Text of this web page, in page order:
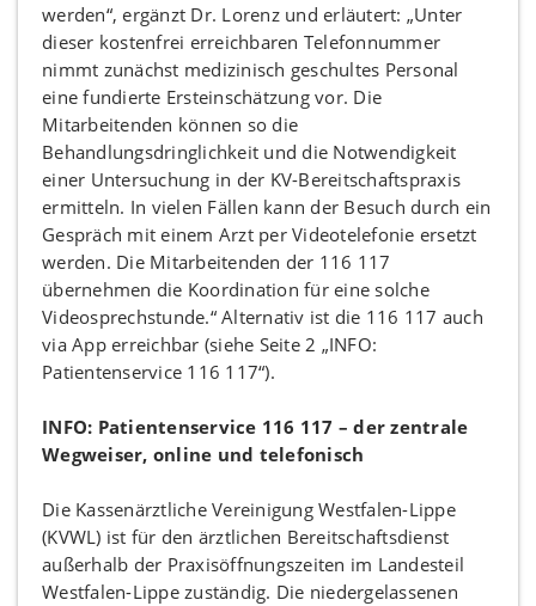
werden“, ergänzt Dr. Lorenz und erläutert: „Unter
dieser kostenfrei erreichbaren Telefonnummer
nimmt zunächst medizinisch geschultes Personal
eine fundierte Ersteinschätzung vor. Die
Mitarbeitenden können so die
Behandlungsdringlichkeit und die Notwendigkeit
einer Untersuchung in der KV-Bereitschaftspraxis
ermitteln. In vielen Fällen kann der Besuch durch ein
Gespräch mit einem Arzt per Videotelefonie ersetzt
werden. Die Mitarbeitenden der 116 117
übernehmen die Koordination für eine solche
Videosprechstunde.“ Alternativ ist die 116 117 auch
via App erreichbar (siehe Seite 2 „INFO:
Patientenservice 116 117“).
INFO: Patientenservice 116 117 – der zentrale
Wegweiser, online und telefonisch
Die Kassenärztliche Vereinigung Westfalen-Lippe
(KVWL) ist für den ärztlichen Bereitschaftsdienst
außerhalb der Praxisöffnungszeiten im Landesteil
Westfalen-Lippe zuständig. Die niedergelassenen